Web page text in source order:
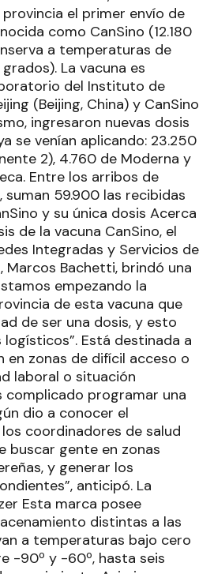
el primer envío de
como CanSino (12.180
a temperaturas de
La vacuna es
del Instituto de
(Beijing, China) y CanSino
ingresaron nuevas dosis
se venían aplicando: 23.250
2), 4.760 de Moderna y
Entre los arribos de
59.900 las recibidas
y su única dosis Acerca
de la vacuna CanSino, el
Integradas y Servicios de
Marcos Bachetti, brindó una
empezando la
de esta vacuna que
de ser una dosis, y esto
Está destinada a
en zonas de difícil acceso o
laboral o situación
complicado programar una
dio a conocer el
coordinadores de salud
buscar gente en zonas
y generar los
anticipó. La
Esta marca posee
distintas a las
a temperaturas bajo cero
-90º y -60º, hasta seis